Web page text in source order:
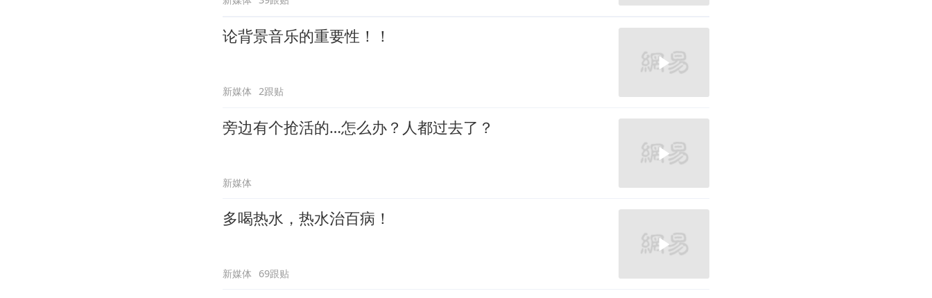
论背景音乐的重要性！！
新媒体 2跟贴
旁边有个抢活的…怎么办？人都过去了？
新媒体
多喝热水，热水治百病！
新媒体 69跟贴